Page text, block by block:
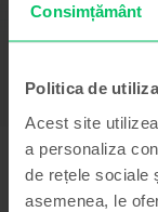
Consimțământ
Politica de
Acest site
a personaliza
de rețele sociale
asemenea, le
Informatii
Brand
Model